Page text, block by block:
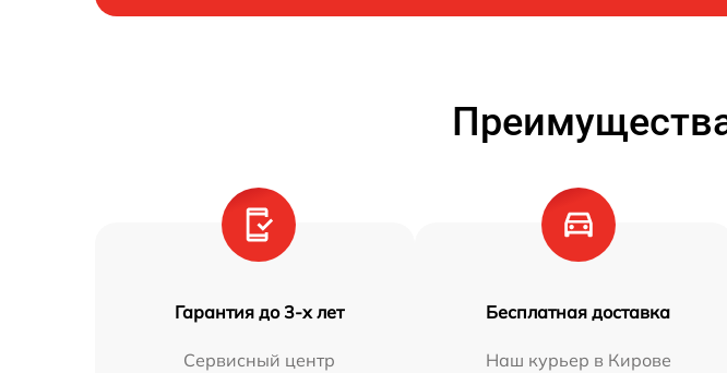
Гарантия до 3-х лет
Сервисный центр
Бесплатная доставка
Наш курьер в Кирове